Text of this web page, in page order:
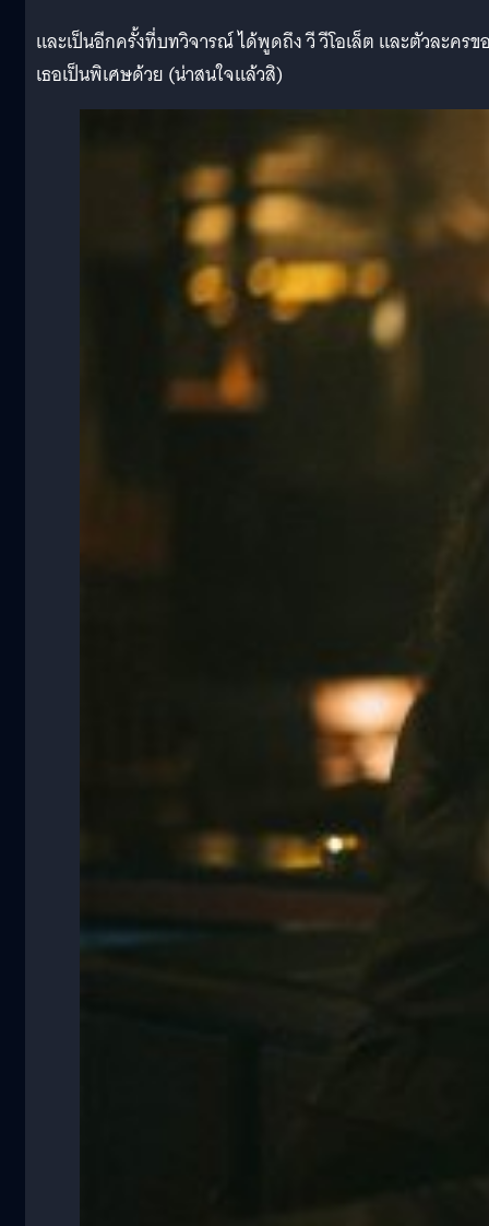
และเป็นอีกครั้งที่บทวิจารณ์ ได้พูดถึง วี วีโอเล็ต และตัวละครข
เธอเป็นพิเศษด้วย (น่าสนใจแล้วสิ)